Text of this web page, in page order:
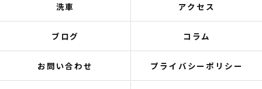
洗車 アクセス
ブログ コラム
お問い合わせ プライバシーポリシー